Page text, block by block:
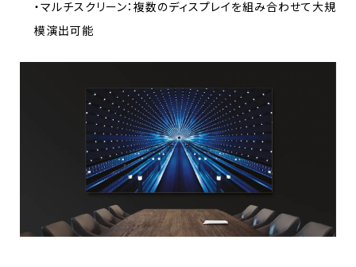
・マルチスクリーン：複数のディスプレイを組み合わせて大規
模演出可能